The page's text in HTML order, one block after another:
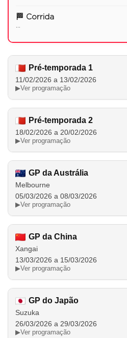
🏁 Corrida
...
Pré-temporada 1
11/02/2026 a 13/02/2026
▶Ver programação
Pré-temporada 2
18/02/2026 a 20/02/2026
▶Ver programação
GP da Austrália
Melbourne
05/03/2026 a 08/03/2026
▶Ver programação
GP da China
Xangai
13/03/2026 a 15/03/2026
▶Ver programação
GP do Japão
Suzuka
26/03/2026 a 29/03/2026
▶Ver programação